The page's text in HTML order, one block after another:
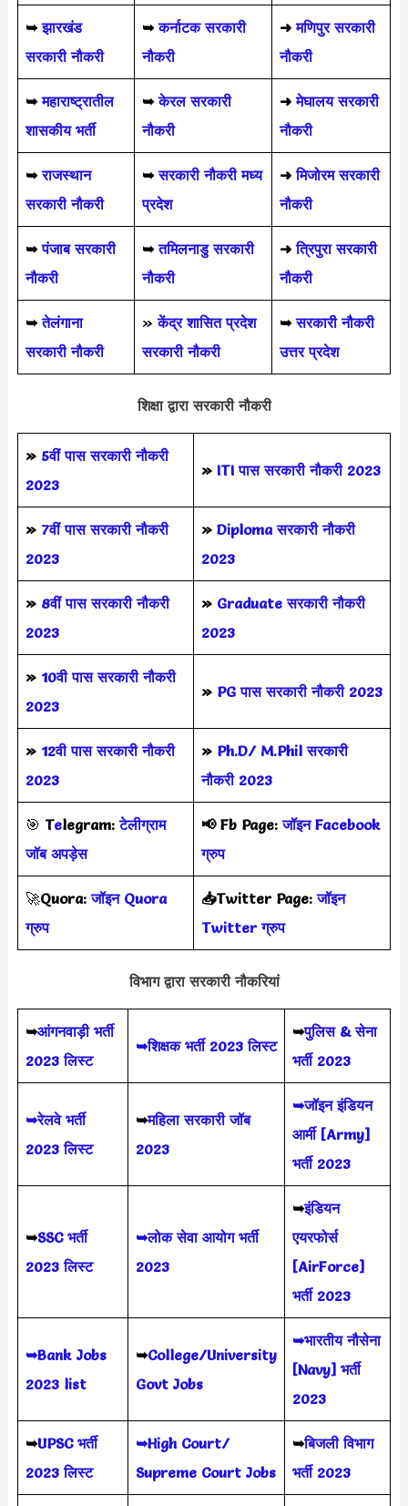
➥ झारखंड
सरकारी नौकरी
➥ कर्नाटक सरकारी
नौकरी
➜ मणिपुर सरकारी
नौकरी
➥ महाराष्ट्रातील
शासकीय भर्ती
➥ केरल सरकारी
नौकरी
➜ मेघालय सरकारी
नौकरी
➥ राजस्थान
सरकारी नौकरी
➥सरकारी नौकरी मध्य
प्रदेश
➜मिजोरम सरकारी
नौकरी
➥ पंजाब सरकारी
नौकरी
➥ तमिलनाडु सरकारी
नौकरी
➜ त्रिपुरा सरकारी
नौकरी
➥तेलंगाना
सरकारी नौकरी
»केंद्र शासित प्रदेश
सरकारी नौकरी
➥ सरकारी नौकरी
उत्तर प्रदेश
शिक्षा द्वारा सरकारी नौकरी
» 5वीं पास सरकारी नौकरी
2023
» ITI पास सरकारी नौकरी 2023
» 7वीं पास सरकारी नौकरी
2023
» Diploma सरकारी नौकरी
2023
» 8वीं पास सरकारी नौकरी
2023
» Graduate सरकारी नौकरी
2023
» 10वी पास सरकारी नौकरी
2023
» PG पास सरकारी नौकरी 2023
» 12वी पास सरकारी नौकरी
2023
» Ph.D/ M.Phil सरकारी
नौकरी 2023
🎯 Telegram: टेलीग्राम
जॉब अपड़ेस
📢 Fb Page:जॉइन Facebook
ग्रुप
🚀Quora:जॉइन Quora
ग्रुप
📥Twitter Page:जॉइन
Twitter ग्रुप
विभाग द्वारा सरकारी नौकरियां
➥आंगनवाड़ी भर्ती
2023 लिस्ट
➥शिक्षक भर्ती 2023 लिस्ट
➥पुलिस & सेना
भर्ती 2023
➥रेलवे भर्ती
2023 लिस्ट
➥महिला सरकारी जॉब
2023
➥जॉइन इंडियन
आर्मी [Army]
भर्ती 2023
➥SSC भर्ती
2023 लिस्ट
➥लोक सेवा आयोग भर्ती
2023
➥इंडियन
एयरफोर्स
[AirForce]
भर्ती 2023
➥Bank Jobs
2023 list
➥College/University
Govt Jobs
➥भारतीय नौसेना
[Navy] भर्ती
2023
➥UPSC भर्ती
2023 लिस्ट
➥High Court/
Supreme Court Jobs
➥बिजली विभाग
भर्ती 2023